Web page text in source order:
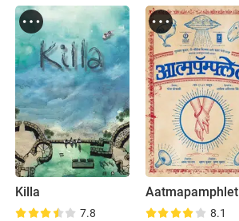
Killa
7.8
Aatmapamphlet
8.1